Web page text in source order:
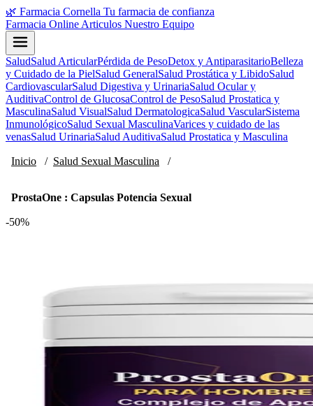
🌿 Farmacia Cornella Tu farmacia de confianza
Farmacia Online Articulos Nuestro Equipo
SaludSalud ArticularPérdida de PesoDetox y AntiparasitarioBelleza
y Cuidado de la PielSalud GeneralSalud Prostática y LibidoSalud
CardiovascularSalud Digestiva y UrinariaSalud Ocular y
AuditivaControl de GlucosaControl de PesoSalud Prostatica y
MasculinaSalud VisualSalud DermatologicaSalud VascularSistema
InmunológicoSalud Sexual MasculinaVarices y cuidado de las
venasSalud UrinariaSalud AuditivaSalud Prostatica y Masculina
Inicio / Salud Sexual Masculina /
ProstaOne : Capsulas Potencia Sexual
-50%